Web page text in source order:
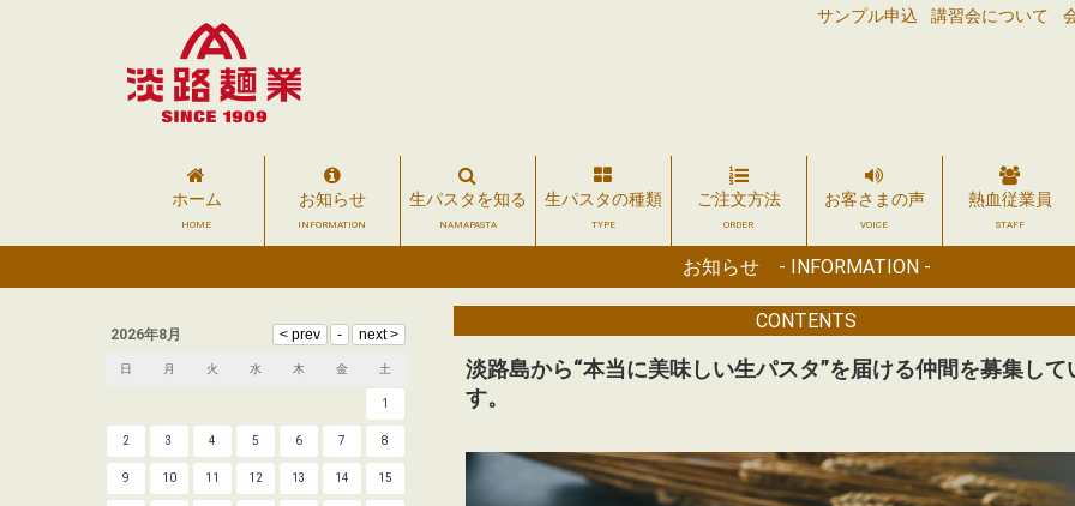
サンプル申込 講習会について
ホーム
HOME
お知らせ
INFORMATION
生パスタを知る
NAMAPASTA
生パスタの種類
TYPE
ご注文方法
ORDER
お客さまの声
VOICE
熱血従業員
STAFF
お知らせ - INFORMATION -
2026年8月
日 月 火 水 木 金 土
1
2 3 4 5 6 7 8
9 10 11 12 13 14 15
CONTENTS
淡路島から“本当に美味しい生パスタ”を届ける仲間を募集して
す。